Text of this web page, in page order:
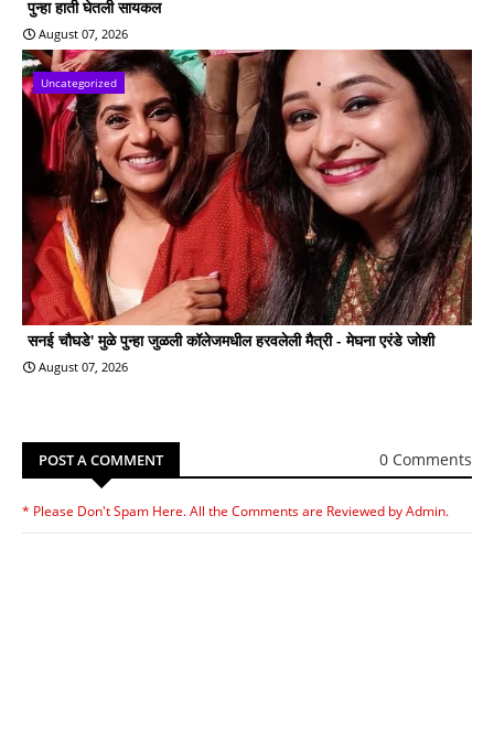
पुन्हा हाती घेतली सायकल
August 07, 2026
Uncategorized
सनई चौघडे' मुळे पुन्हा जुळली कॉलेजमधील हरवलेली मैत्री - मेघना एरंडे जोशी
August 07, 2026
POST A COMMENT 0 Comments
* Please Don't Spam Here. All the Comments are Reviewed by Admin.